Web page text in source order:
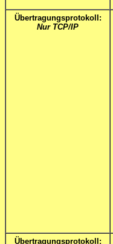
Übertragungsprotokoll:
Nur TCP/IP
Übertragungsprotokoll: